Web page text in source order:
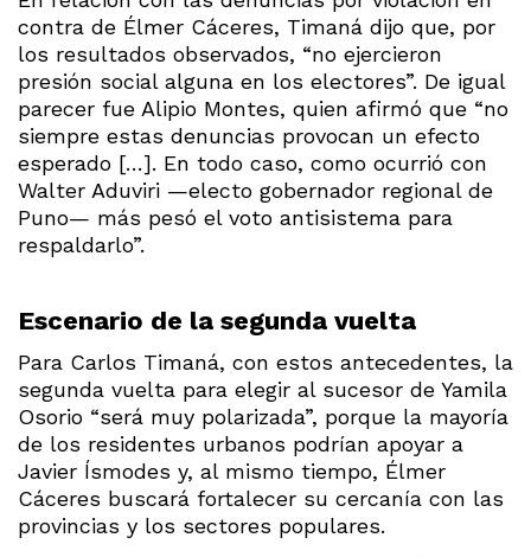
contra de Élmer Cáceres, Timaná dijo que, por
los resultados observados, “no ejercieron
presión social alguna en los electores”. De igual
parecer fue Alipio Montes, quien afirmó que “no
siempre estas denuncias provocan un efecto
esperado […]. En todo caso, como ocurrió con
Walter Aduviri —electo gobernador regional de
Puno— más pesó el voto antisistema para
respaldarlo”.
Escenario de la segunda vuelta
Para Carlos Timaná, con estos antecedentes, la
segunda vuelta para elegir al sucesor de Yamila
Osorio “será muy polarizada”, porque la mayoría
de los residentes urbanos podrían apoyar a
Javier Ísmodes y, al mismo tiempo, Élmer
Cáceres buscará fortalecer su cercanía con las
provincias y los sectores populares.